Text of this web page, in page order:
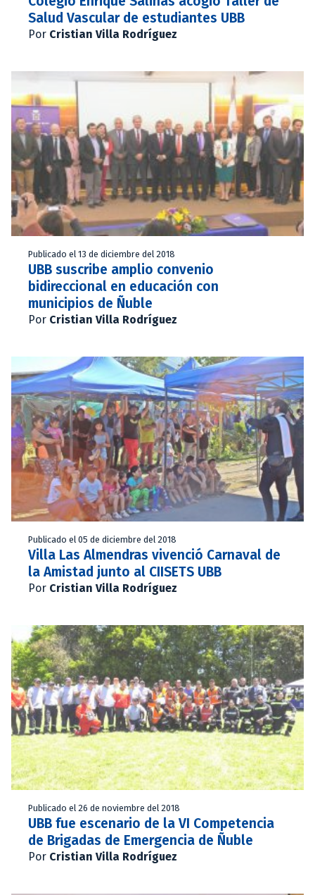
Salud Vascular de estudiantes UBB
Por Cristian Villa Rodríguez
Publicado el 13 de diciembre del 2018
UBB suscribe amplio convenio
bidireccional en educación con
municipios de Ñuble
Por Cristian Villa Rodríguez
Publicado el 05 de diciembre del 2018
Villa Las Almendras vivenció Carnaval de
la Amistad junto al CIISETS UBB
Por Cristian Villa Rodríguez
Publicado el 26 de noviembre del 2018
UBB fue escenario de la VI Competencia
de Brigadas de Emergencia de Ñuble
Por Cristian Villa Rodríguez